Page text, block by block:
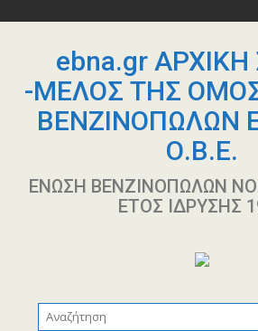
περιεχόμενοebna.gr ΑΡΧΙΚΗ
-ΜΕΛΟΣ ΤΗΣ
ΒΕΝΖΙΝΟΠΩΛΩΝ
Ο.Β.Ε.
ΕΝΩΣΗ ΒΕΝΖΙΝΟΠΩΛΩΝ
ΕΤΟΣ ΙΔΡΥΣΗΣ